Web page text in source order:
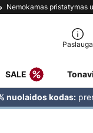
Nemokamas pristatymas
Paslauga
SALE
nuolaidos kodas: